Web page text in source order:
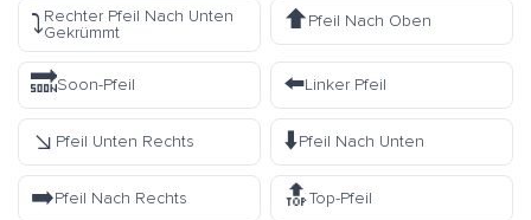
⤵️Rechter Pfeil Nach Unten
Gekrümmt
⬆️Pfeil Nach Oben
🔜Soon-Pfeil ⬅️Linker Pfeil
↘️ Pfeil Unten Rechts ⬇️Pfeil Nach Unten
➡️Pfeil Nach Rechts 🔝Top-Pfeil